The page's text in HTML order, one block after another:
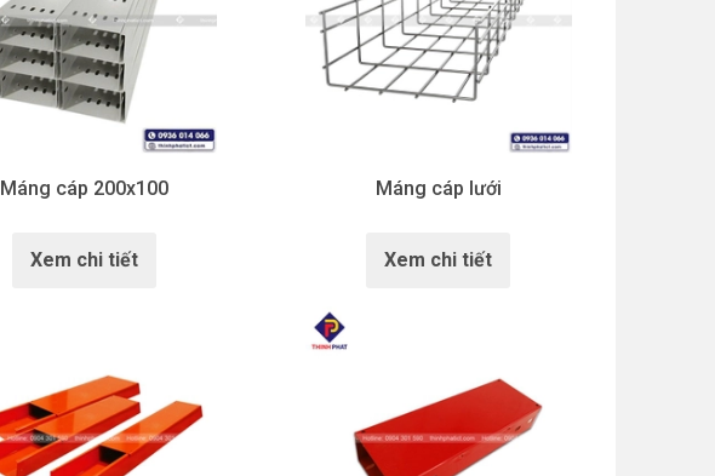
Máng cáp 200x100
Xem chi tiết
Máng cáp lưới
Xem chi tiết